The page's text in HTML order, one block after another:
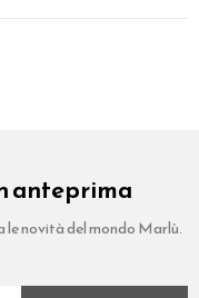
anteprima
novità del mondo Marlù.